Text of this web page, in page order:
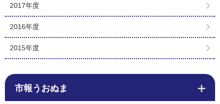
2017年度
2016年度
2015年度
市報うおぬま